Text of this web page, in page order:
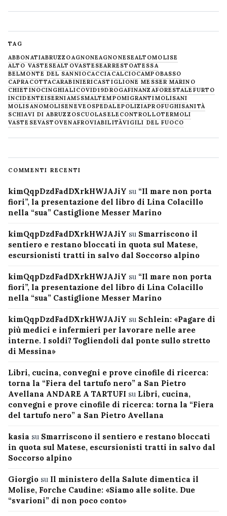
TAG
ABBONATIABRUZZOAGNONEAGNONESEALTOMOLISE
ALTO VASTESEALTOVASTESEARRESTOATESSA
BELMONTE DEL SANNIOCACCIA CALCIOCAMPOBASSO
CAPRACOTTACARABINIERICASTIGLIONE MESSER MARINO
CHIETINOCINGHIALICOVID19DROGAFINANZAFORESTALE FURTO
INCIDENTEISERNIAM5SMALTEMPOMIGRANTIMOLISANI
MOLISANOMOLISENEVE OSPEDALEPOLIZIAPROFUGHISANITÀ
SCHIAVI DI ABRUZZOSCUOLASELECONTROLLOTERMOLI
VASTESEVASTOVENAFROVIABILITÀVIGILI DEL FUOCO
COMMENTI RECENTI
kimQqpDzdFadDXrkHWJAJiY su “Il mare non porta
fiori”, la presentazione del libro di Lina Colacillo
nella “sua” Castiglione Messer Marino
kimQqpDzdFadDXrkHWJAJiY su Smarriscono il
sentiero e restano bloccati in quota sul Matese,
escursionisti tratti in salvo dal Soccorso alpino
kimQqpDzdFadDXrkHWJAJiY su “Il mare non porta
fiori”, la presentazione del libro di Lina Colacillo
nella “sua” Castiglione Messer Marino
kimQqpDzdFadDXrkHWJAJiY su Schlein: «Pagare di
più medici e infermieri per lavorare nelle aree
interne. I soldi? Togliendoli dal ponte sullo stretto
di Messina»
Libri, cucina, convegni e prove cinofile di ricerca:
torna la “Fiera del tartufo nero” a San Pietro
Avellana ANDARE A TARTUFI su Libri, cucina,
convegni e prove cinofile di ricerca: torna la “Fiera
del tartufo nero” a San Pietro Avellana
kasia su Smarriscono il sentiero e restano bloccati
in quota sul Matese, escursionisti tratti in salvo dal
Soccorso alpino
Giorgio su Il ministero della Salute dimentica il
Molise, Forche Caudine: «Siamo alle solite. Due
“svarioni” di non poco conto»